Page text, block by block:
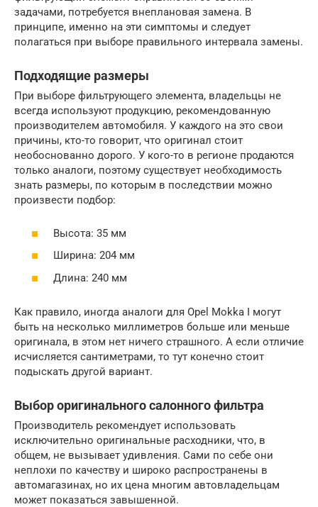
задачами, потребуется внеплановая замена. В
принципе, именно на эти симптомы и следует
полагаться при выборе правильного интервала замены.
Подходящие размеры
При выборе фильтрующего элемента, владельцы не
всегда используют продукцию, рекомендованную
производителем автомобиля. У каждого на это свои
причины, кто-то говорит, что оригинал стоит
необоснованно дорого. У кого-то в регионе продаются
только аналоги, поэтому существует необходимость
знать размеры, по которым в последствии можно
произвести подбор:
Высота: 35 мм
Ширина: 204 мм
Длина: 240 мм
Как правило, иногда аналоги для Opel Mokka I могут
быть на несколько миллиметров больше или меньше
оригинала, в этом нет ничего страшного. А если отличие
исчисляется сантиметрами, то тут конечно стоит
подыскать другой вариант.
Выбор оригинального салонного фильтра
Производитель рекомендует использовать
исключительно оригинальные расходники, что, в
общем, не вызывает удивления. Сами по себе они
неплохи по качеству и широко распространены в
автомагазинах, но их цена многим автовладельцам
может показаться завышенной.